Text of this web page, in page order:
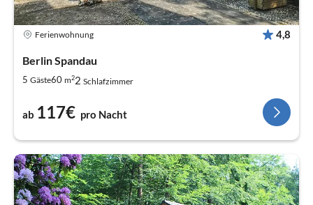
Ferienwohnung 4,8
Berlin Spandau
5 Gäste60 m22 Schlafzimmer
ab 117€ pro Nacht